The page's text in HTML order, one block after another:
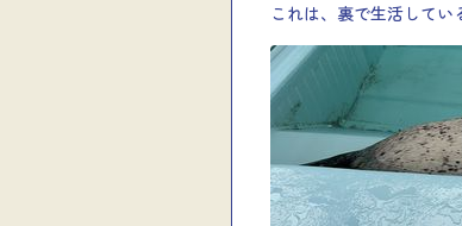
これは、裏で生活してい